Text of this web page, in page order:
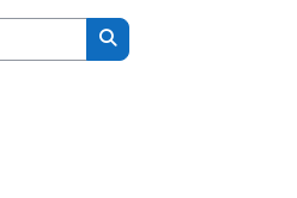
コースを検索する